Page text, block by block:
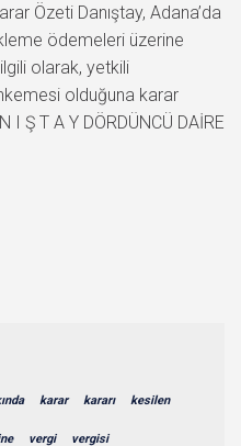
Özeti Danıştay, Adana’da
ödemeleri üzerine
olarak, yetkili
olduğuna karar
Ş T A Y DÖRDÜNCÜ DAİRE
karar kararı kesilen
vergi vergisi